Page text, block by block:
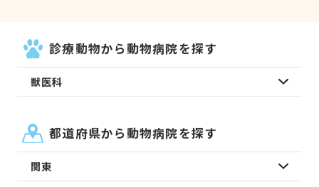
診療動物から動物病院を探す
獣医科
都道府県から動物病院を探す
関東